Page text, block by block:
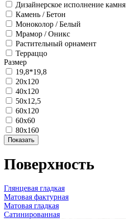
Дизайнерское исполнение камня
Камень / Бетон
Моноколор / Белый
Мрамор / Оникс
Растительный орнамент
Терраццо
Размер
19,8*19,8
20х120
40х120
50х12,5
60х120
60х60
80х160
Поверхность
Глянцевая гладкая
Матовая фактурная
Матовая гладкая
Сатинированная